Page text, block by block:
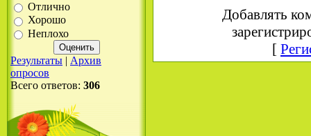
Отлично
Хорошо
Неплохо
Результаты | Архив
опросов
Всего ответов: 306
Добавлять
[